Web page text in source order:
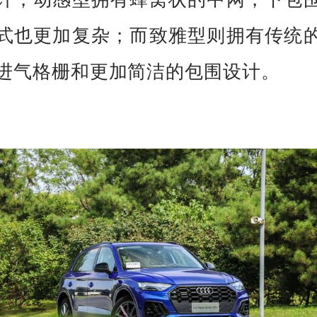
也更加复杂；而致雅型则拥有传统
气格栅和更加简洁的包围设计。